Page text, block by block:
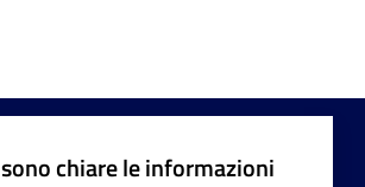
chiare le informazioni